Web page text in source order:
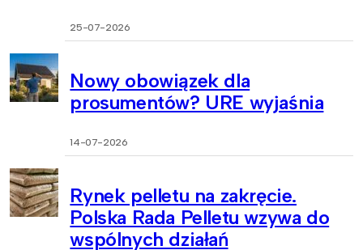
25-07-2026
Nowy obowiązek dla
prosumentów? URE wyjaśnia
14-07-2026
Rynek pelletu na zakręcie.
Polska Rada Pelletu wzywa do
wspólnych działań